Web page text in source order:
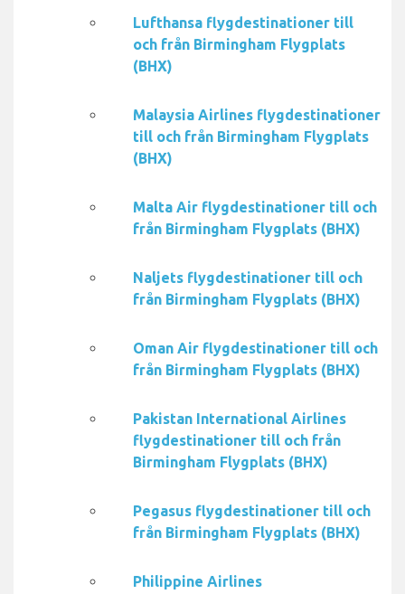
Lufthansa flygdestinationer till
och från Birmingham Flygplats
(BHX)
Malaysia Airlines flygdestinationer
till och från Birmingham Flygplats
(BHX)
Malta Air flygdestinationer till och
från Birmingham Flygplats (BHX)
Naljets flygdestinationer till och
från Birmingham Flygplats (BHX)
Oman Air flygdestinationer till och
från Birmingham Flygplats (BHX)
Pakistan International Airlines
flygdestinationer till och från
Birmingham Flygplats (BHX)
Pegasus flygdestinationer till och
från Birmingham Flygplats (BHX)
Philippine Airlines